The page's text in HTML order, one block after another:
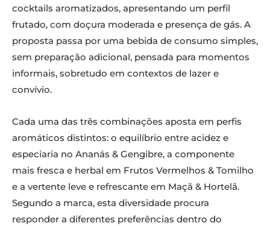
cocktails aromatizados, apresentando um perfil
frutado, com doçura moderada e presença de gás. A
proposta passa por uma bebida de consumo simples,
sem preparação adicional, pensada para momentos
informais, sobretudo em contextos de lazer e
convívio.
Cada uma das três combinações aposta em perfis
aromáticos distintos: o equilíbrio entre acidez e
especiaria no Ananás & Gengibre, a componente
mais fresca e herbal em Frutos Vermelhos & Tomilho
e a vertente leve e refrescante em Maçã & Hortelã.
Segundo a marca, esta diversidade procura
responder a diferentes preferências dentro do